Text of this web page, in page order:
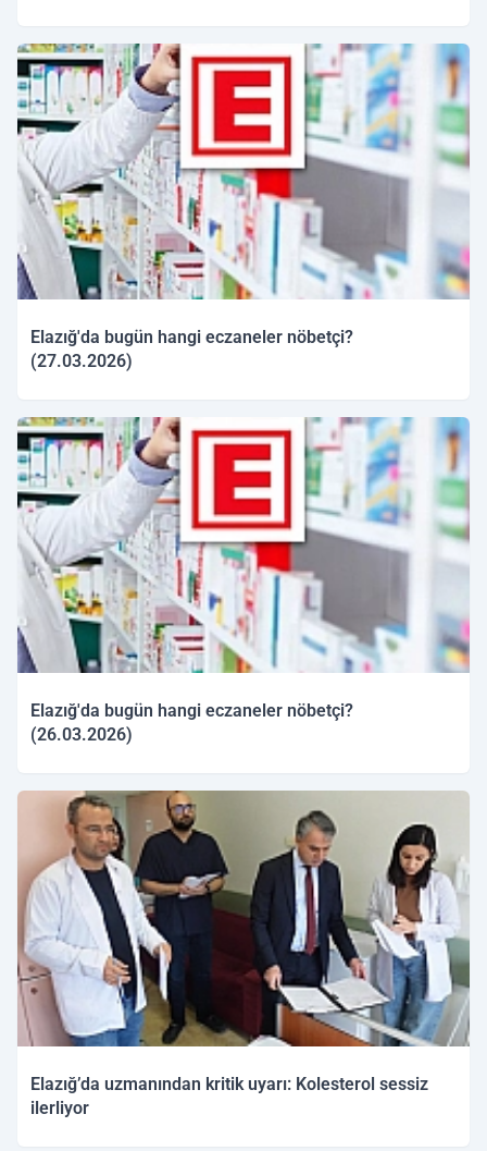
Elazığ'da bugün hangi eczaneler nöbetçi?
(27.03.2026)
Elazığ'da bugün hangi eczaneler nöbetçi?
(26.03.2026)
Elazığ’da uzmanından kritik uyarı: Kolesterol sessiz
ilerliyor